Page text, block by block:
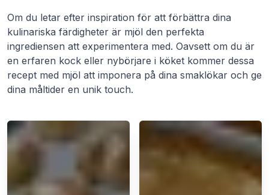
Om du letar efter inspiration för att förbättra dina
kulinariska färdigheter är mjöl den perfekta
ingrediensen att experimentera med. Oavsett om du är
en erfaren kock eller nybörjare i köket kommer dessa
recept med mjöl att imponera på dina smaklökar och ge
dina måltider en unik touch.